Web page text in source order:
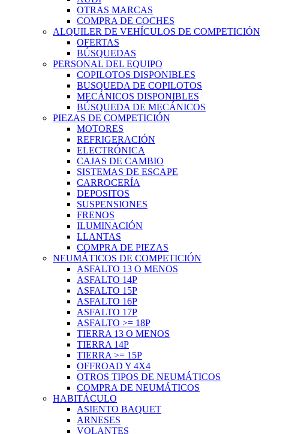
OTRAS MARCAS
COMPRA DE COCHES
ALQUILER DE VEHÍCULOS DE COMPETICIÓN
OFERTAS
BÚSQUEDAS
PERSONAL DEL EQUIPO
COPILOTOS DISPONIBLES
BUSQUEDA DE COPILOTOS
MECÁNICOS DISPONIBLES
BÚSQUEDA DE MECÁNICOS
PIEZAS DE COMPETICIÓN
MOTORES
REFRIGERACIÓN
ELECTRÓNICA
CAJAS DE CAMBIO
SISTEMAS DE ESCAPE
CARROCERÍA
DEPOSITOS
SUSPENSIONES
FRENOS
ILUMINACIÓN
LLANTAS
COMPRA DE PIEZAS
NEUMÁTICOS DE COMPETICIÓN
ASFALTO 13 O MENOS
ASFALTO 14P
ASFALTO 15P
ASFALTO 16P
ASFALTO 17P
ASFALTO >= 18P
TIERRA 13 O MENOS
TIERRA 14P
TIERRA >= 15P
OFFROAD Y 4X4
OTROS TIPOS DE NEUMÁTICOS
COMPRA DE NEUMÁTICOS
HABITÁCULO
ASIENTO BAQUET
ARNESES
VOLANTES